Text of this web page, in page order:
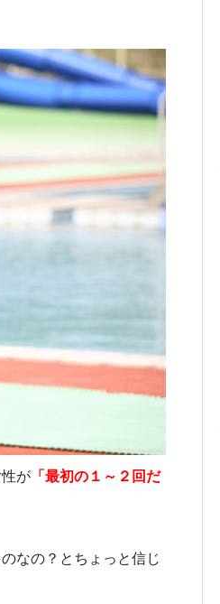
が 「最初の１～２回だ
なの？とちょっと信じ